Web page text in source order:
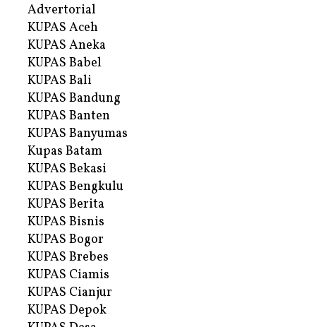
Advertorial
KUPAS Aceh
KUPAS Aneka
KUPAS Babel
KUPAS Bali
KUPAS Bandung
KUPAS Banten
KUPAS Banyumas
Kupas Batam
KUPAS Bekasi
KUPAS Bengkulu
KUPAS Berita
KUPAS Bisnis
KUPAS Bogor
KUPAS Brebes
KUPAS Ciamis
KUPAS Cianjur
KUPAS Depok